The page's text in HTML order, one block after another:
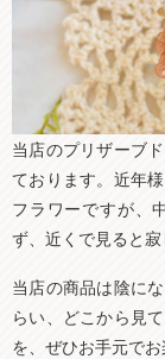
当店のプリザーブ
ております。近年
フラワーですが、
ず、近くで見ると
当店の商品は陰に
らい、どこから見
を、ぜひお手元でお